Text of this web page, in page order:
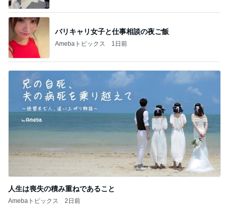
バリキャリ女子と仕事相談の夜ご飯
Amebaトピックス 1日前
人生は喪失の積み重ねであること
Amebaトピックス 2日前